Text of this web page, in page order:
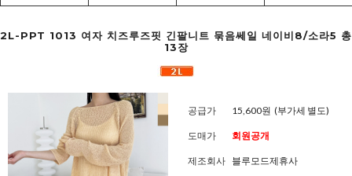
2L-PPT 1013 여자 치즈루즈핏 긴팔니트 묶음쎄일 네이비8/소라5 총
13장
공급가 15,600원 (부가세 별도)
도매가 회원공개
제조회사 블루모드제휴사